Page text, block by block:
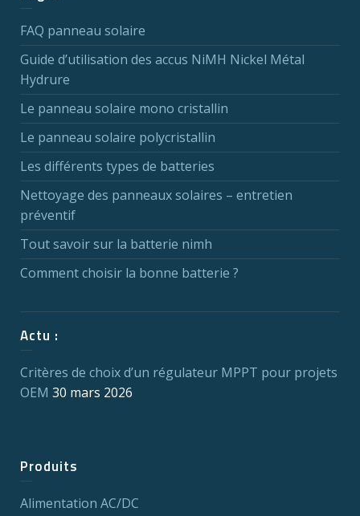
FAQ panneau solaire
Guide d’utilisation des accus NiMH Nickel Métal
Hydrure
Le panneau solaire mono cristallin
Le panneau solaire polycristallin
Les différents types de batteries
Nettoyage des panneaux solaires – entretien
préventif
Tout savoir sur la batterie nimh
Comment choisir la bonne batterie ?
Actu :
Critères de choix d’un régulateur MPPT pour projets
OEM 30 mars 2026
Produits
Alimentation AC/DC